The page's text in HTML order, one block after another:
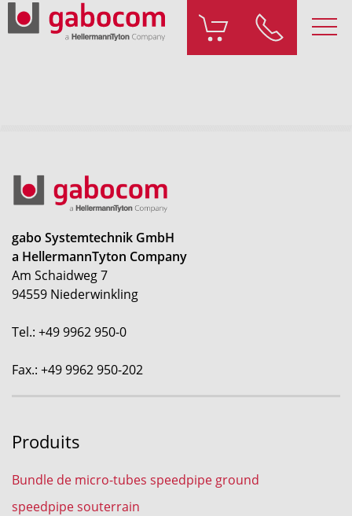
gabo Systemtechnik GmbH
a HellermannTyton Company
Am Schaidweg 7
94559 Niederwinkling
Tel.: +49 9962 950-0
Fax.: +49 9962 950-202
Produits
Bundle de micro-tubes speedpipe ground
speedpipe souterrain